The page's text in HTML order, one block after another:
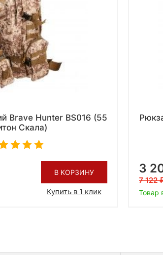
Brave Hunter BS016 (55
Скала)
В КОРЗИНУ
Купить в 1 клик
3
7 122
Товар